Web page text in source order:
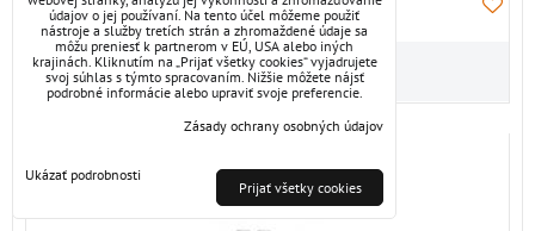
Snímač teploty, vlhkosti a CO2 s výstupom RS485
údajov o jej používaní. Na tento účel môžeme použiť
nástroje a služby tretích strán a zhromaždené údaje sa
môžu preniesť k partnerom v EÚ, USA alebo iných
krajinách. Kliknutím na „Prijať všetky cookies“ vyjadrujete
svoj súhlas s týmto spracovaním. Nižšie môžete nájsť
podrobné informácie alebo upraviť svoje preferencie.
Zásady ochrany osobných údajov
Ukázať podrobnosti
Prijať všetky cookies